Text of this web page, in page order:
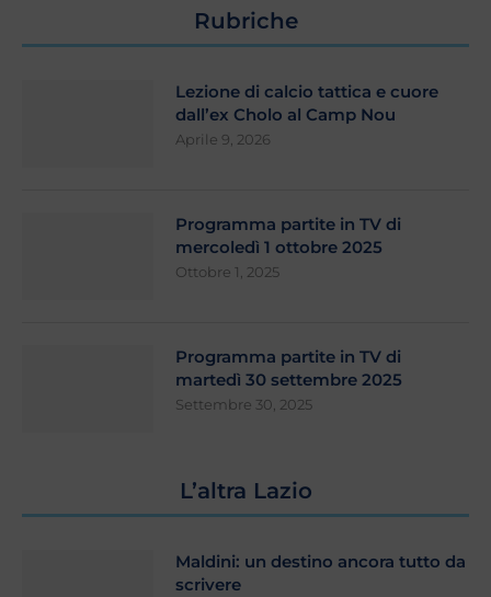
Rubriche
Lezione di calcio tattica e cuore
dall’ex Cholo al Camp Nou
Aprile 9, 2026
Programma partite in TV di
mercoledì 1 ottobre 2025
Ottobre 1, 2025
Programma partite in TV di
martedì 30 settembre 2025
Settembre 30, 2025
L’altra Lazio
Maldini: un destino ancora tutto da
scrivere